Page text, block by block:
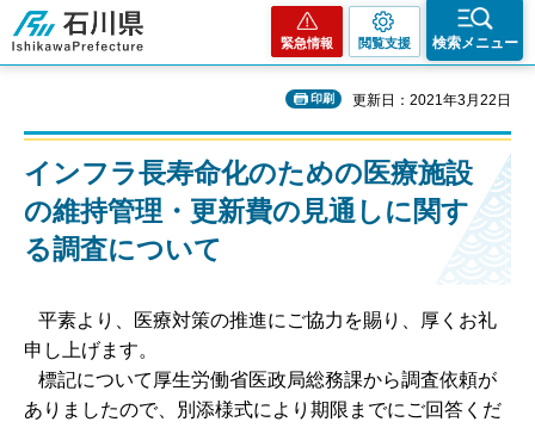
石川県
緊急情報 閲覧支援 検索メニュー
印刷 更新日：2021年3月22日
インフラ長寿命化のための医療施設
の維持管理・更新費の見通しに関す
る調査について
平素より、医療対策の推進にご協力を賜り、厚くお礼
申し上げます。
標記について厚生労働省医政局総務課から調査依頼が
ありましたので、別添様式により期限までにご回答くだ